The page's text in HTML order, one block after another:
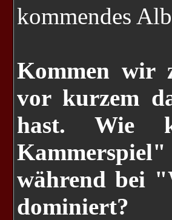
kommendes
Kommen wir
vor kurzem
hast. Wie
während bei
dominiert?